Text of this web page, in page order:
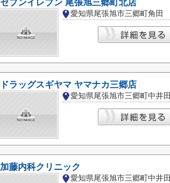
セブンイレブン 尾張旭三郷町北店
愛知県尾張旭市三郷町角田
ドラッグスギヤマ ヤマナカ三郷店
愛知県尾張旭市三郷町中井田
加藤内科クリニック
愛知県尾張旭市三郷町中井田